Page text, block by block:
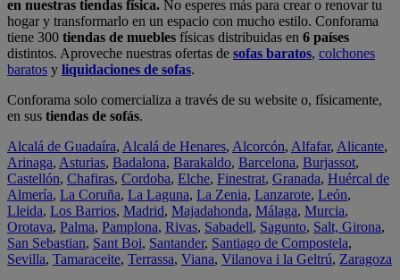
en nuestras tiendas física. No esperes más para crear o renovar tu
hogar y transformarlo en un espacio con mucho estilo. Conforama
tiene 300 tiendas de muebles físicas distribuidas en 6 países
distintos. Aproveche nuestras ofertas de sofas baratos, colchones
baratos y liquidaciones de sofas.
Conforama solo comercializa a través de su website o, físicamente,
en sus tiendas de sofás.
Alcalá de Guadaíra, Alcalá de Henares, Alcorcón, Alfafar, Alicante,
Arinaga, Asturias, Badalona, Barakaldo, Barcelona, Burjassot,
Castellón, Chafiras, Cordoba, Elche, Finestrat, Granada, Huércal de
Almería, La Coruña, La Laguna, La Zenia, Lanzarote, León,
Lleida, Los Barrios, Madrid, Majadahonda, Málaga, Murcia,
Orotava, Palma, Pamplona, Rivas, Sabadell, Sagunto, Salt, Girona,
San Sebastian, Sant Boi, Santander, Santiago de Compostela,
Sevilla, Tamaraceite, Terrassa, Viana, Vilanova i la Geltrú, Zaragoza